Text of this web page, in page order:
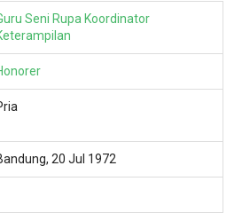
Seni Rupa Koordinator
20 Jul 1972